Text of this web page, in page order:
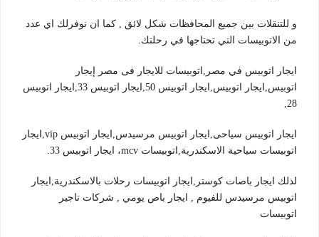
و للتنقلات بين جميع المحافظات شكل لائق , كما ان نوفرلك اي عدد
من الاتوبيسات التي تحتاجها في رحلتك.
ايجار اتوبيس في مصر,اتوبيسات للايجار فى مصر إيجار
اتوبيس,ايجار اتوبيس,ايجار اتوبيس 50,ايجار اتوبيس 33,ايجار اتوبيس
28,
ايجار اتوبيس سياحى,ايجار اتوبيس مرسيدس,ايجار اتوبيس vip,ايجار
اتوبيسات سياحية الاسكندرية,اتوبيسات mcv، ايجار اتوبيس 33.
لذلك ايجار باصات كوستر,ايجار اتوبيسات رحلات بالاسكندرية,ايجار
اتوبيس مرسيدس للفيوم , ايجار باص يومي , شركات تاجير
اتوبيسات